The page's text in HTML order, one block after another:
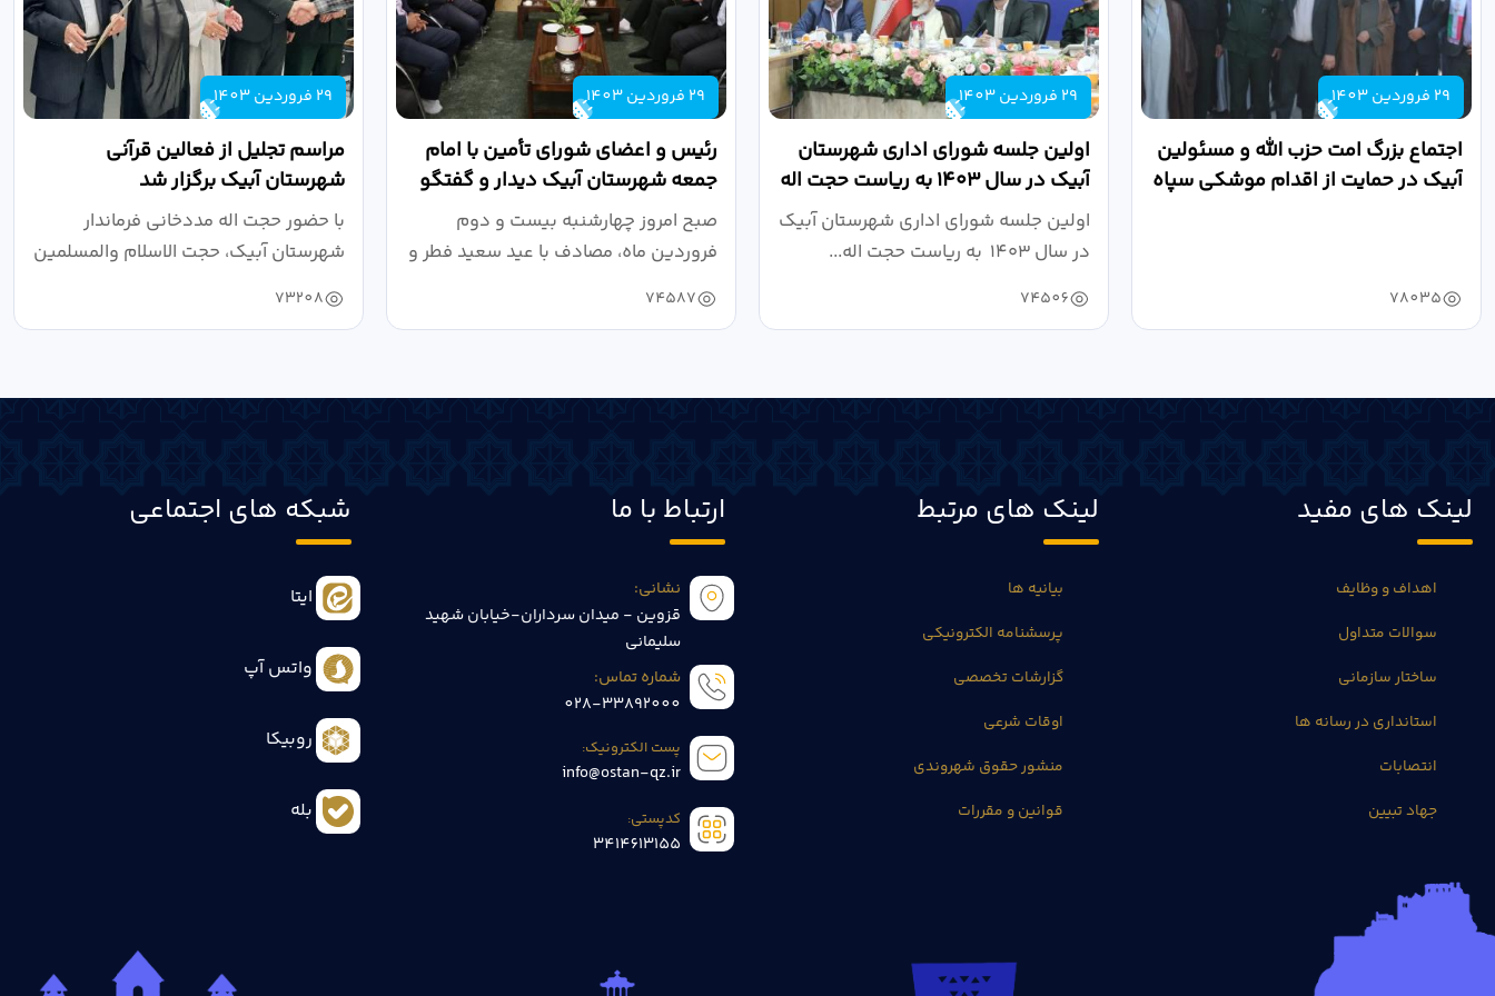
29 فروردین 1403
اجتماع بزرگ امت حزب الله و مسئولین
آبیک در حمایت از اقدام موشکی سپاه
78035
29 فروردین 1403
اولین جلسه شورای اداری شهرستان
آبیک در سال ۱۴۰۳ به ریاست حجت اله
مددخانی...
اولین جلسه شورای اداری شهرستان آبیک
در سال ۱۴۰۳ به ریاست حجت اله...
74506
29 فروردین 1403
رئیس و اعضای شورای تأمین با امام
جمعه شهرستان آبیک دیدار و گفتگو
کردند
صبح امروز چهارشنبه بیست و دوم
فروردین ماه، مصادف با عید سعید فطر و
به مناسبت...
74587
29 فروردین 1403
مراسم تجلیل از فعالین قرآنی
شهرستان آبیک برگزار شد
با حضور حجت اله مددخانی فرماندار
شهرستان آبیک، حجت الاسلام والمسلمین
روحانی...
73208
لینک های مفید
اهداف و وظایف
سوالات متداول
ساختار سازمانی
استانداری در رسانه ها
انتصابات
جهاد تبیین
لینک های مرتبط
بیانیه ها
پرسشنامه الکترونیکی
گزارشات تخصصی
اوقات شرعی
منشور حقوق شهروندی
قوانین و مقررات
ارتباط با ما
نشانی:
قزوین - میدان سرداران-خیابان شهید
سلیمانی
شماره تماس:
028-33892000
پست الکترونیک:
info@ostan-qz.ir
کدپستی:
3414613155
شبکه های اجتماعی
ایتا
واتس آپ
روبیکا
بله